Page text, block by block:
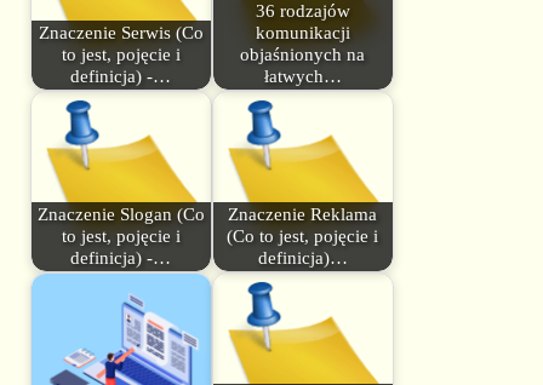
Znaczenie Serwis (Co
to jest, pojęcie i
definicja) -…
36 rodzajów
komunikacji
objaśnionych na
łatwych…
Znaczenie Slogan (Co
to jest, pojęcie i
definicja) -…
Znaczenie Reklama
(Co to jest, pojęcie i
definicja)…